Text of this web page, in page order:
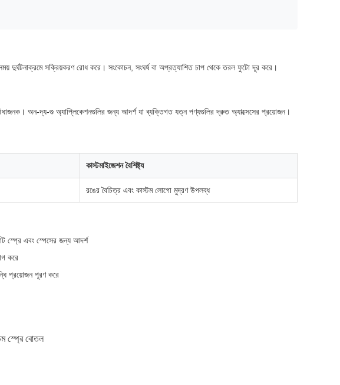
দুর্ঘটনাক্রমে সক্রিয়করণ রোধ করে। সংকোচন, সংঘর্ষ বা অপ্রত্যাশিত চাপ থেকে তরল ফুটো দূর করে।
অন-দ্য-গু অ্যাপ্লিকেশনগুলির জন্য আদর্শ যা ব্যক্তিগত যত্ন পণ্যগুলির দ্রুত অ্যাক্সেসের প্রয়োজন।
কাস্টমাইজেশন বৈশিষ্ট্য
রঙের বৈচিত্র এবং কাস্টম লোগো মুদ্রণ উপলব্ধ
স্প্রে এবং স্পেসের জন্য আদর্শ
করে
প্রয়োজন পূরণ করে
স্প্রে বোতল